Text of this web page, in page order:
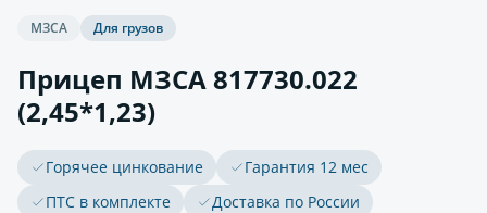
МЗСА Для грузов
Прицеп МЗСА 817730.022
(2,45*1,23)
Горячее цинкование
Гарантия 12 мес
ПТС в комплекте
Доставка по России